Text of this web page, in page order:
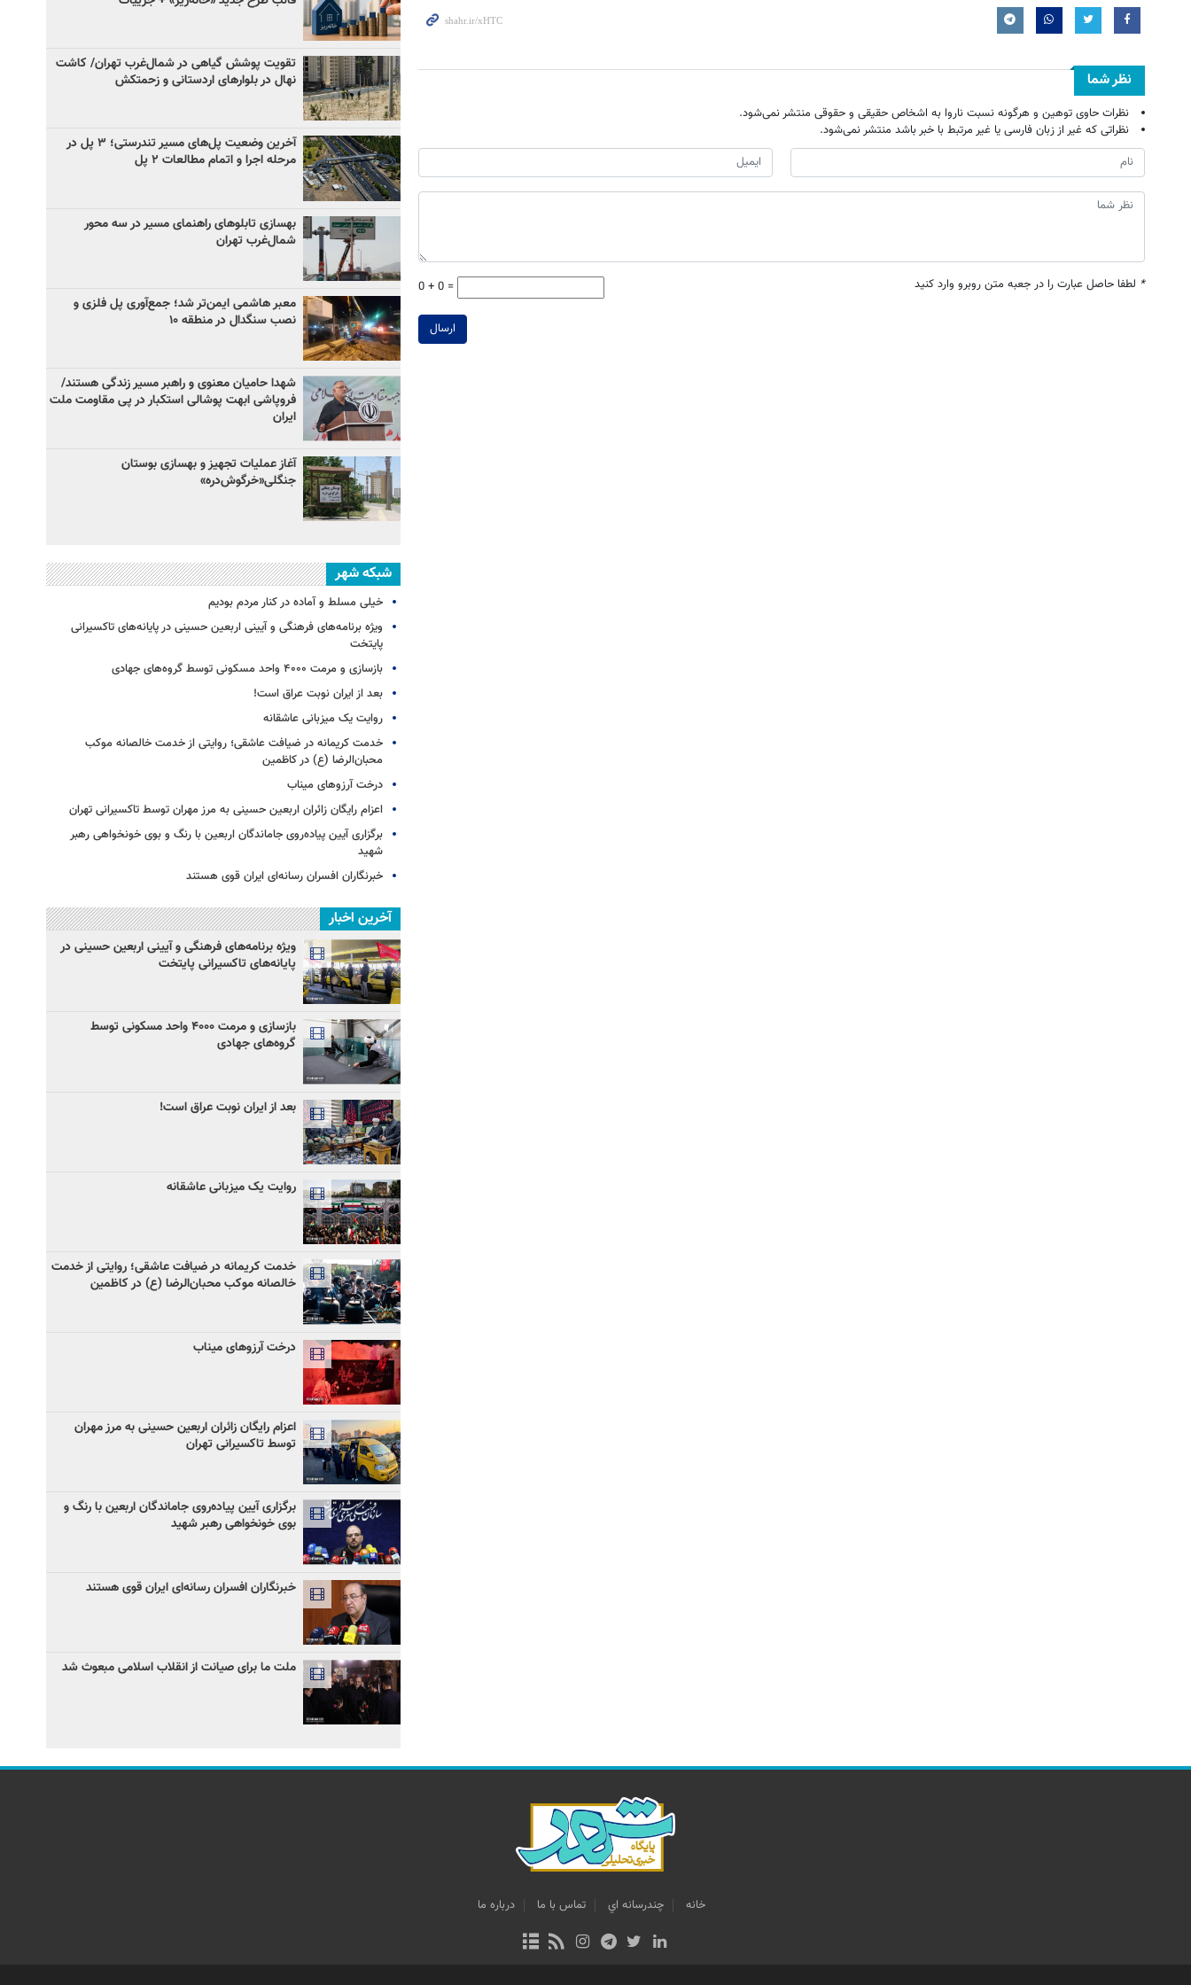
نظر شما
نظرات حاوی توهین و هرگونه نسبت ناروا به اشخاص حقیقی و حقوقی منتشر نمی‌شود.
نظراتی که غیر از زبان فارسی یا غیر مرتبط با خبر باشد منتشر نمی‌شود.
* لطفا حاصل عبارت را در جعبه متن روبرو وارد کنید 0 + 0 =
ارسال
تقویت پوشش گیاهی در شمال‌غرب تهران/ کاشت
نهال در بلوارهای اردستانی و زحمتکش
آخرین وضعیت پل‌های مسیر تندرستی؛ ۳ پل در
مرحله اجرا و اتمام مطالعات ۲ پل
بهسازی تابلوهای راهنمای مسیر در سه محور
شمال‌غرب تهران
معبر هاشمی ایمن‌تر شد؛ جمع‌آوری پل فلزی و
نصب سنگدال در منطقه ۱۰
شهدا حامیان معنوی و راهبر مسیر زندگی هستند/
فروپاشی ابهت پوشالی استکبار در پی مقاومت ملت
ایران
آغاز عملیات تجهیز و بهسازی بوستان
جنگلی«خرگوش‌دره»
شبکه شهر
خیلی مسلط و آماده در کنار مردم بودیم
ویژه برنامه‌های فرهنگی و آیینی اربعین حسینی در پایانه‌های تاکسیرانی
پایتخت
بازسازی و مرمت ۴۰۰۰ واحد مسکونی توسط گروه‌های جهادی
بعد از ایران نوبت عراق است!
روایت یک میزبانی عاشقانه
خدمت کریمانه در ضیافت عاشقی؛ روایتی از خدمت خالصانه موکب
محبان‌الرضا (ع) در کاظمین
درخت آرزوهای میناب
اعزام رایگان زائران اربعین حسینی به مرز مهران توسط تاکسیرانی تهران
برگزاری آیین پیاده‌روی جاماندگان اربعین با رنگ و بوی خونخواهی رهبر
شهید
خبرنگاران افسران رسانه‌ای ایران قوی هستند
آخرین اخبار
ویژه برنامه‌های فرهنگی و آیینی اربعین حسینی در
پایانه‌های تاکسیرانی پایتخت
بازسازی و مرمت ۴۰۰۰ واحد مسکونی توسط
گروه‌های جهادی
بعد از ایران نوبت عراق است!
روایت یک میزبانی عاشقانه
خدمت کریمانه در ضیافت عاشقی؛ روایتی از خدمت
خالصانه موکب محبان‌الرضا (ع) در کاظمین
درخت آرزوهای میناب
اعزام رایگان زائران اربعین حسینی به مرز مهران
توسط تاکسیرانی تهران
برگزاری آیین پیاده‌روی جاماندگان اربعین با رنگ و
بوی خونخواهی رهبر شهید
خبرنگاران افسران رسانه‌ای ایران قوی هستند
ملت ما برای صیانت از انقلاب اسلامی مبعوث شد
خانه چندرسانه اي تماس با ما درباره ما